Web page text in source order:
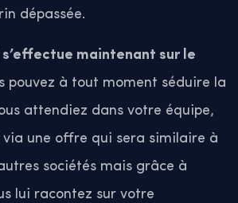
dépassée.
maintenant sur le
pouvez à tout moment séduire la
attendiez dans votre équipe,
via une offre qui sera similaire à
sociétés mais grâce à
lui racontez sur votre